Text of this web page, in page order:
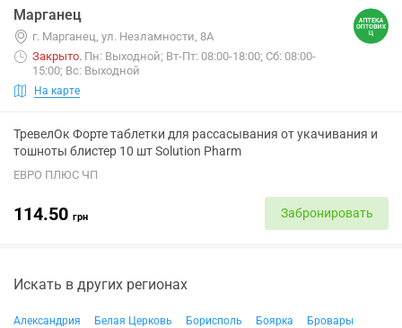
Марганец
г. Марганец, ул. Незламности, 8А
Закрыто. Пн: Выходной; Вт-Пт: 08:00-18:00; Сб: 08:00-
15:00; Вс: Выходной
На карте
ТревелОк Форте таблетки для рассасывания от укачивания и
тошноты блистер 10 шт Solution Pharm
ЕВРО ПЛЮС ЧП
114.50 грн Забронировать
Искать в других регионах
Александрия Белая Церковь Борисполь Боярка
Бровары